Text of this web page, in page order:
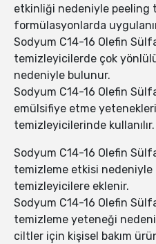
etkinliği nedeniyle peeling
formülasyonlarda
Sodyum C14-16 Olefin
temizleyicilerde çok
nedeniyle bulunur.
Sodyum C14-16 Olefin
emülsifiye etme
temizleyicilerinde kullanılır.
Sodyum C14-16 Olefin
temizleme etkisi nedeniyle
temizleyicilere eklenir.
Sodyum C14-16 Olefin
temizleme yeteneği
ciltler için kişisel bakım